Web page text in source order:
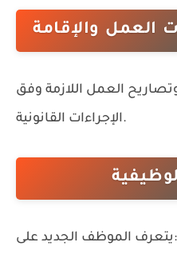
العمل اللازمة وفق
الإجراءات القانونية.
يتعرف الموظف الجديد على: